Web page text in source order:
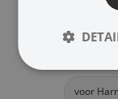
Zie
voor